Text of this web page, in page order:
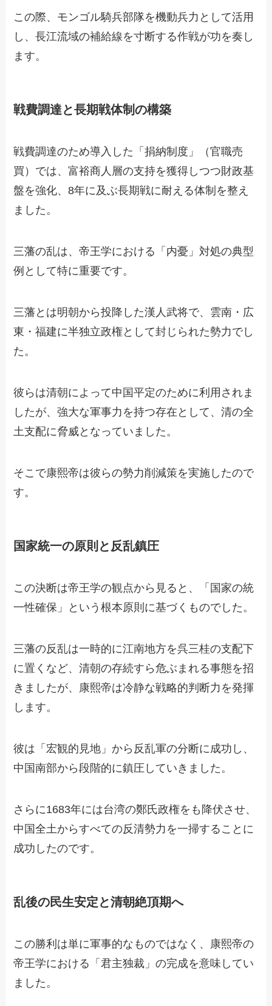
この際、モンゴル騎兵部隊を機動兵力として活用
し、長江流域の補給線を寸断する作戦が功を奏し
ます。
戦費調達と長期戦体制の構築
戦費調達のため導入した「捐納制度」（官職売
買）では、富裕商人層の支持を獲得しつつ財政基
盤を強化、8年に及ぶ長期戦に耐える体制を整え
ました。
三藩の乱は、帝王学における「内憂」対処の典型
例として特に重要です。
三藩とは明朝から投降した漢人武将で、雲南・広
東・福建に半独立政権として封じられた勢力でし
た。
彼らは清朝によって中国平定のために利用されま
したが、強大な軍事力を持つ存在として、清の全
土支配に脅威となっていました。
そこで康熙帝は彼らの勢力削減策を実施したので
す。
国家統一の原則と反乱鎮圧
この決断は帝王学の観点から見ると、「国家の統
一性確保」という根本原則に基づくものでした。
三藩の反乱は一時的に江南地方を呉三桂の支配下
に置くなど、清朝の存続すら危ぶまれる事態を招
きましたが、康熙帝は冷静な戦略的判断力を発揮
します。
彼は「宏観的見地」から反乱軍の分断に成功し、
中国南部から段階的に鎮圧していきました。
さらに1683年には台湾の鄭氏政権をも降伏させ、
中国全土からすべての反清勢力を一掃することに
成功したのです。
乱後の民生安定と清朝絶頂期へ
この勝利は単に軍事的なものではなく、康熙帝の
帝王学における「君主独裁」の完成を意味してい
ました。